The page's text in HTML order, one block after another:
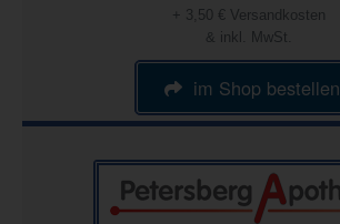
+ 3,50 € Versandkosten
& inkl. MwSt.
im Shop bestellen